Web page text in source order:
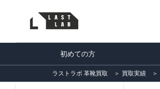
初めての方
ラストラボ 革靴買取 ＞ 買取実績 ＞